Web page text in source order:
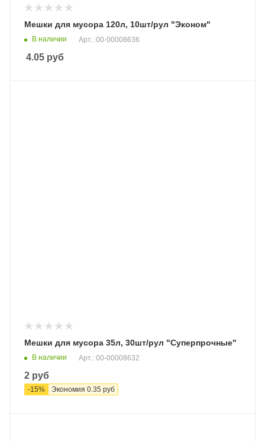
Мешки для мусора 120л, 10шт/рул "Эконом"
В наличии Арт.: 00-00008636
4.05 руб
Мешки для мусора 35л, 30шт/рул "Суперпрочные"
В наличии Арт.: 00-00008632
2 руб
-15% Экономия 0.35 руб